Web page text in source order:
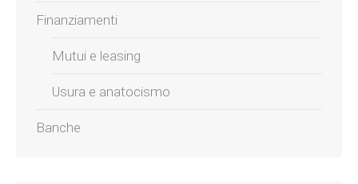
Finanziamenti
Mutui e leasing
Usura e anatocismo
Banche